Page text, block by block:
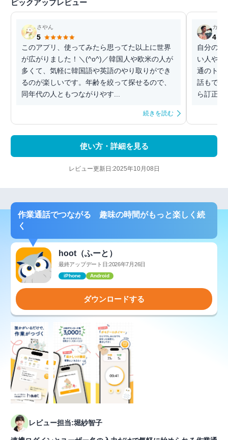
ピックアップレビュー
さやん
5
このアプリ、使ってみたら思ってた以上に世界
が広がりました！＼(^o^)／韓国人や欧米の人が
多くて、気軽に韓国語や英語のやり取りができ
るのが楽しいです。年齢を絞って探せるので、
同年代の人ともつながりやす...
続きを読む
カラ
4
自分の
い人や、
通のトー
話もでき
ら訂正
使い方・詳細を見る
レビュー更新日:2025年10月08日
作業通話でつながる 趣味の時間がもっと楽しく続
く
hoot（ふーと）
最終アップデート日:2026年7月26日
iPhone Android
ダウンロードする
レビュー担当:堀紗智子